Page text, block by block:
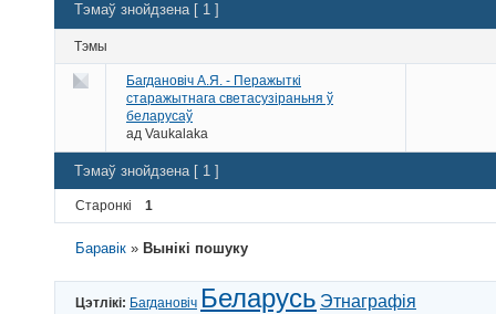
Тэмаў знойдзена [ 1 ]
Тэмы
Багдановіч А.Я. - Перажыткі
старажытнага светасузіраньня ў
беларусаў
ад Vaukalaka
Тэмаў знойдзена [ 1 ]
Старонкі 1
Баравік » Вынікі пошуку
Цэтлікі: Багдановіч Беларусь Этнаграфія